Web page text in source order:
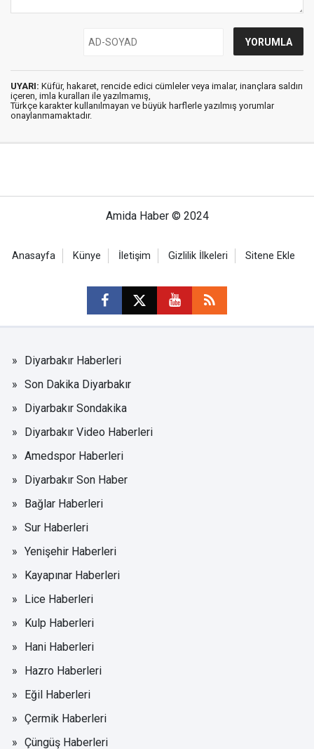
UYARI: Küfür, hakaret, rencide edici cümleler veya imalar, inançlara saldırı
içeren, imla kuralları ile yazılmamış,
Türkçe karakter kullanılmayan ve büyük harflerle yazılmış yorumlar
onaylanmamaktadır.
Amida Haber © 2024
Anasayfa Künye İletişim Gizlilik İlkeleri Sitene Ekle
Diyarbakır Haberleri
Son Dakika Diyarbakır
Diyarbakır Sondakika
Diyarbakır Video Haberleri
Amedspor Haberleri
Diyarbakır Son Haber
Bağlar Haberleri
Sur Haberleri
Yenişehir Haberleri
Kayapınar Haberleri
Lice Haberleri
Kulp Haberleri
Hani Haberleri
Hazro Haberleri
Eğil Haberleri
Çermik Haberleri
Çüngüş Haberleri